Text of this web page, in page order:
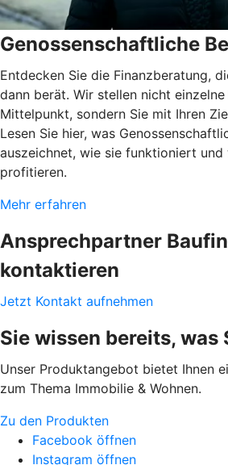
Genossenschaftliche
Entdecken Sie die Finanzberatung,
dann berät. Wir stellen nicht
Mittelpunkt, sondern Sie mit Ihren
Lesen Sie hier, was
auszeichnet, wie sie funktioniert und
profitieren.
Mehr erfahren
Ansprechpartner
kontaktieren
Jetzt Kontakt aufnehmen
Sie wissen bereits, was
Unser Produktangebot bietet Ihnen
zum Thema Immobilie & Wohnen.
Zu den Produkten
Facebook öffnen
Instagram öffnen